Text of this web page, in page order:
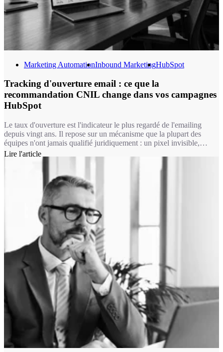
Marketing AutomationInbound MarketingHubSpot
Tracking d'ouverture email : ce que la
recommandation CNIL change dans vos campagnes
HubSpot
Le taux d'ouverture est l'indicateur le plus regardé de l'emailing
depuis vingt ans. Il repose sur un mécanisme que la plupart des
équipes n'ont jamais qualifié juridiquement : un pixel invisible,
chargé à l'ouverture du message. Depuis le 14 avril 2026, ce
mécanisme relève du même régime que les cookies. Autrement dit,
pour une bonne partie de vos usages, mesurer une ouverture
suppose désormais le consentement du destinataire.
Lire l'article